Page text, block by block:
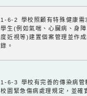
1-6-2 學校照顧有特殊健康需
學生(例如氣喘、心臟病、身
度近視等)建置個案管理並作
錄。
1-6-3 學校有完善的傳染病管
校園緊急傷病處理規定，並確